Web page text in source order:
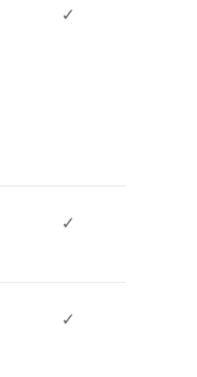
✓
✓
✓